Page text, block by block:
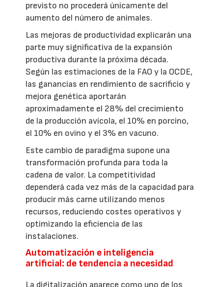
previsto no procederá únicamente del
aumento del número de animales.
Las mejoras de productividad explicarán una
parte muy significativa de la expansión
productiva durante la próxima década.
Según las estimaciones de la FAO y la OCDE,
las ganancias en rendimiento de sacrificio y
mejora genética aportarán
aproximadamente el 28% del crecimiento
de la producción avícola, el 10% en porcino,
el 10% en ovino y el 3% en vacuno.
Este cambio de paradigma supone una
transformación profunda para toda la
cadena de valor. La competitividad
dependerá cada vez más de la capacidad para
producir más carne utilizando menos
recursos, reduciendo costes operativos y
optimizando la eficiencia de las
instalaciones.
Automatización e inteligencia
artificial: de tendencia a necesidad